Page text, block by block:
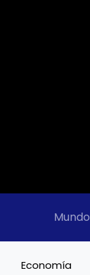
Mundo
Economía